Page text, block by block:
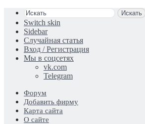
Искать
Switch skin
Sidebar
Случайная статья
Вход / Регистрация
Мы в соцсетях
vk.com
Telegram
Форум
Добавить фирму
Карта сайта
О сайте